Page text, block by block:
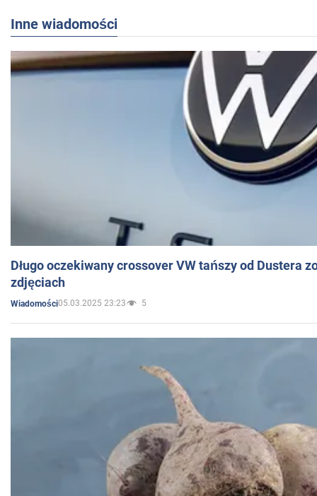
Inne wiadomości
Długo oczekiwany crossover VW tańszy od Dustera
zdjęciach
Wiadomości05.03.2025 23:23 5